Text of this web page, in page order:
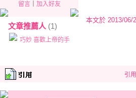
留言｜ 加入好友
文章推薦人 (1)
巧妙 喜歡上帝的手
本文於 2013/06/
引